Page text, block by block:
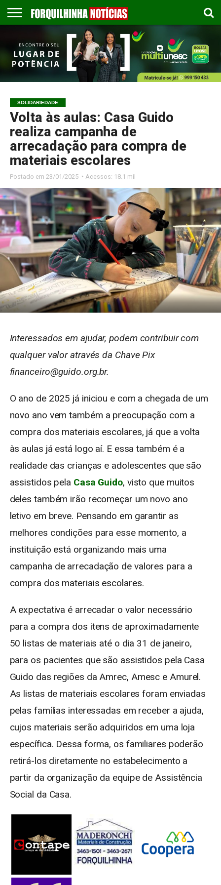
EMPREGOS
ESPORTES
PUBLICAÇÃO
LEGAL
GASTRONOMIA
CONTATO
SOLIDARIEDADE
Volta às aulas: Casa Guido
realiza campanha de
arrecadação para compra de
materiais escolares
Postado em 23/01/2025 ◔ Acessos: 18.1 mil
Interessados em ajudar, podem contribuir com
qualquer valor através da Chave Pix
financeiro@guido.org.br.
O ano de 2025 já iniciou e com a chegada de um
novo ano vem também a preocupação com a
compra dos materiais escolares, já que a volta
às aulas já está logo aí. E essa também é a
realidade das crianças e adolescentes que são
assistidos pela Casa Guido, visto que muitos
deles também irão recomeçar um novo ano
letivo em breve. Pensando em garantir as
melhores condições para esse momento, a
instituição está organizando mais uma
campanha de arrecadação de valores para a
compra dos materiais escolares.
A expectativa é arrecadar o valor necessário
para a compra dos itens de aproximadamente
50 listas de materiais até o dia 31 de janeiro,
para os pacientes que são assistidos pela Casa
Guido das regiões da Amrec, Amesc e Amurel.
As listas de materiais escolares foram enviadas
pelas famílias interessadas em receber a ajuda,
cujos materiais serão adquiridos em uma loja
específica. Dessa forma, os familiares poderão
retirá-los diretamente no estabelecimento a
partir da organização da equipe de Assistência
Social da Casa.